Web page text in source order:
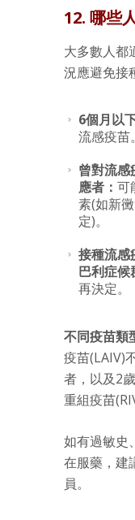
12. 哪些
大多數人都
況應避免接
6個月以
流感疫苗。
曾對流感
應者： 可
素(如新
定)。
接種流感
巴利症候
再決定。
不同疫苗類
疫苗(LAIV)
者，以及2
重組疫苗
如有過敏史
在服藥，建
員。